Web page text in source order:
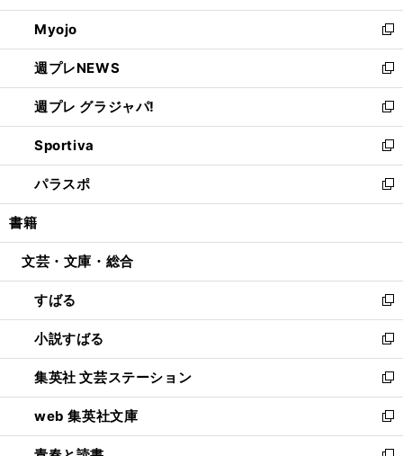
開
く
ウ
で
開
く
ン
ド
ウ
で
開
く
ウ
ィ
ン
ド
ウ
で
開
く
Myojo
新
し
い
ウ
ィ
ン
ド
ウ
で
開
週プレNEWS
新
し
い
ウ
ィ
ン
ド
ウ
開
週プレ グラジャパ!
新
し
い
ウ
ィ
ン
ウ
開
く
Sportiva
新
し
い
ウ
ン
ウ
で
開
く
パラスポ
新
し
ウ
ン
ド
ウ
で
開
く
書籍
文芸・文庫・総合
すばる
新
し
い
ウ
ィ
ン
ド
ウ
小説すばる
新
し
い
ウ
ィ
ン
集英社 文芸ステーション
新
し
い
ウ
web 集英社文庫
新
し